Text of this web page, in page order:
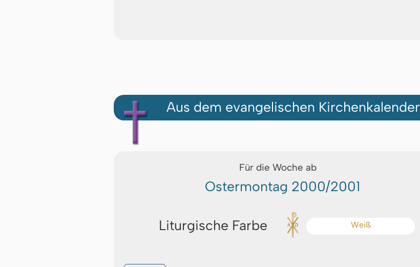
Aus dem evangelischen Kirchenkalender
Für die Woche ab
Ostermontag 2000/2001
Liturgische Farbe Weiß